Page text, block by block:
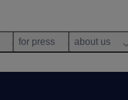
for press about us